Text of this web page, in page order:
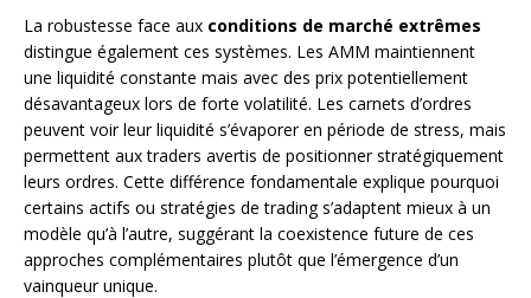
La robustesse face aux conditions de marché extrêmes
distingue également ces systèmes. Les AMM maintiennent
une liquidité constante mais avec des prix potentiellement
désavantageux lors de forte volatilité. Les carnets d’ordres
peuvent voir leur liquidité s’évaporer en période de stress, mais
permettent aux traders avertis de positionner stratégiquement
leurs ordres. Cette différence fondamentale explique pourquoi
certains actifs ou stratégies de trading s’adaptent mieux à un
modèle qu’à l’autre, suggérant la coexistence future de ces
approches complémentaires plutôt que l’émergence d’un
vainqueur unique.